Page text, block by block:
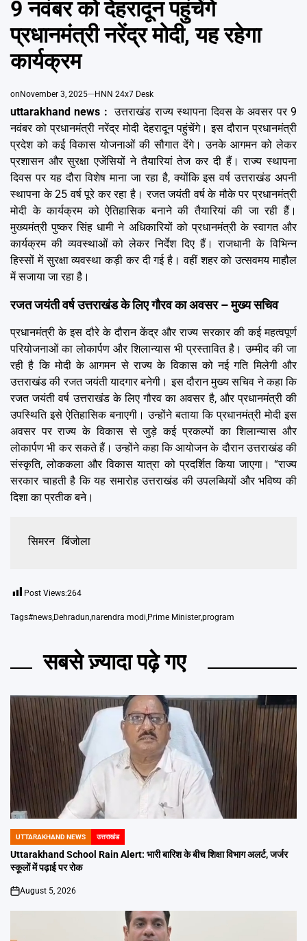
9 नवंबर को देहरादून पहुंचेंगे
प्रधानमंत्री नरेंद्र मोदी, यह रहेगा
कार्यक्रम
onNovember 3, 2025 HNN 24x7 Desk
uttarakhand news : उत्तराखंड राज्य स्थापना दिवस के अवसर पर 9
नवंबर को प्रधानमंत्री नरेंद्र मोदी देहरादून पहुंचेंगे। इस दौरान प्रधानमंत्री
प्रदेश को कई विकास योजनाओं की सौगात देंगे। उनके आगमन को लेकर
प्रशासन और सुरक्षा एजेंसियों ने तैयारियां तेज कर दी हैं। राज्य स्थापना
दिवस पर यह दौरा विशेष माना जा रहा है, क्योंकि इस वर्ष उत्तराखंड अपनी
स्थापना के 25 वर्ष पूरे कर रहा है। रजत जयंती वर्ष के मौके पर प्रधानमंत्री
मोदी के कार्यक्रम को ऐतिहासिक बनाने की तैयारियां की जा रही हैं।
मुख्यमंत्री पुष्कर सिंह धामी ने अधिकारियों को प्रधानमंत्री के स्वागत और
कार्यक्रम की व्यवस्थाओं को लेकर निर्देश दिए हैं। राजधानी के विभिन्न
हिस्सों में सुरक्षा व्यवस्था कड़ी कर दी गई है। वहीं शहर को उत्सवमय माहौल
में सजाया जा रहा है।
रजत जयंती वर्ष उत्तराखंड के लिए गौरव का अवसर – मुख्य सचिव
प्रधानमंत्री के इस दौरे के दौरान केंद्र और राज्य सरकार की कई महत्वपूर्ण
परियोजनाओं का लोकार्पण और शिलान्यास भी प्रस्तावित है। उम्मीद की जा
रही है कि मोदी के आगमन से राज्य के विकास को नई गति मिलेगी और
उत्तराखंड की रजत जयंती यादगार बनेगी। इस दौरान मुख्य सचिव ने कहा कि
रजत जयंती वर्ष उत्तराखंड के लिए गौरव का अवसर है, और प्रधानमंत्री की
उपस्थिति इसे ऐतिहासिक बनाएगी। उन्होंने बताया कि प्रधानमंत्री मोदी इस
अवसर पर राज्य के विकास से जुड़े कई प्रकल्पों का शिलान्यास और
लोकार्पण भी कर सकते हैं। उन्होंने कहा कि आयोजन के दौरान उत्तराखंड की
संस्कृति, लोककला और विकास यात्रा को प्रदर्शित किया जाएगा। “राज्य
सरकार चाहती है कि यह समारोह उत्तराखंड की उपलब्धियों और भविष्य की
दिशा का प्रतीक बने।
सिमरन बिंजोला
Post Views:264
Tags#news,Dehradun,narendra modi,Prime Minister,program
सबसे ज़्यादा पढ़े गए
POSTED
IN
UTTARAKHAND NEWS उत्तराखंड
Uttarakhand School Rain Alert: भारी बारिश के बीच शिक्षा विभाग अलर्ट, जर्जर
स्कूलों में पढ़ाई पर रोक
on
August 5, 2026